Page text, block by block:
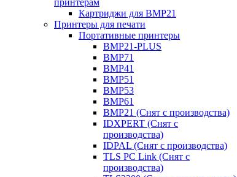
принтерам
Картриджи для BMP21
Принтеры для печати
Портативные принтеры
BMP21-PLUS
BMP71
BMP41
BMP51
BMP53
BMP61
BMP21 (Снят с производства)
IDXPERT (Снят с
производства)
IDPAL (Снят с производства)
TLS PC Link (Снят с
производства)